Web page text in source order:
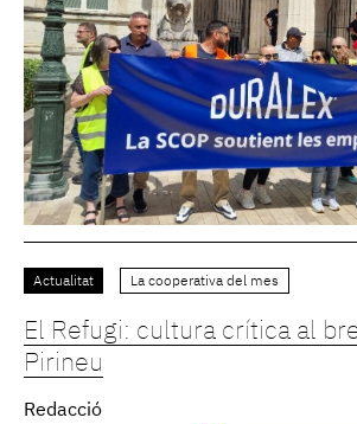
Actualitat La cooperativa del mes
El Refugi: cultura crítica al
Pirineu
Redacció